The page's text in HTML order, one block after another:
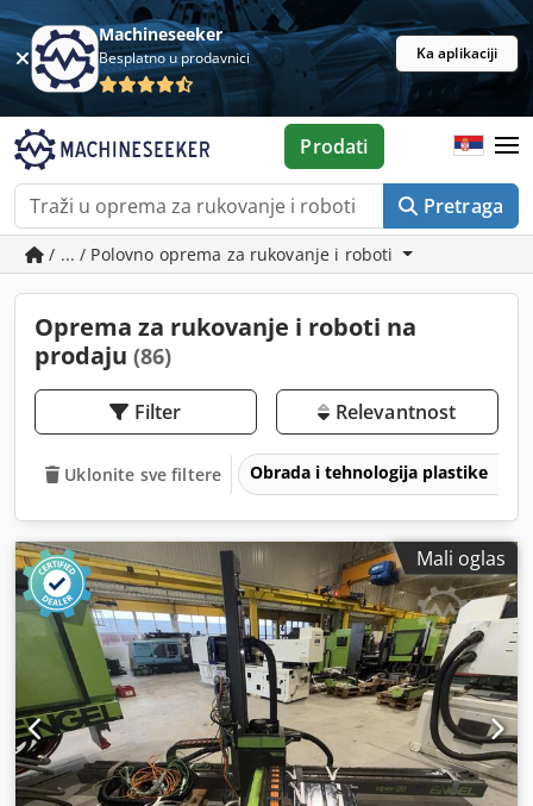
Machineseeker
Besplatno u prodavnici Ka aplikaciji
Pretraga
Prodati
/ ... / Polovno oprema za rukovanje i roboti
Oprema za rukovanje i roboti na
prodaju (86)
Filter Relevantnost
Uklonite sve filtere Obrada i tehnologija plastike
Mali oglas